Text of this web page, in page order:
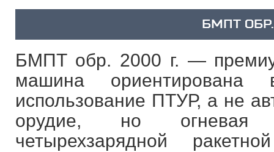
БМПТ
БМПТ обр. 2000 г. —
машина
использование ПТУР, а не
орудие, но огневая
четырехзарядной